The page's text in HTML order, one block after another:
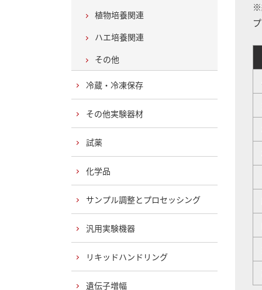
※
植物培養関連
ハエ培養関連
その他
冷蔵・冷凍保存
その他実験器材
試薬
化学品
サンプル調整とプロセッシング
汎用実験機器
リキッドハンドリング
遺伝子増幅